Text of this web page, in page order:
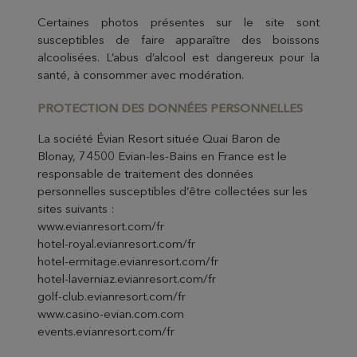
Certaines photos présentes sur le site sont
susceptibles de faire apparaître des boissons
alcoolisées. L’abus d’alcool est dangereux pour la
santé, à consommer avec modération.
PROTECTION DES DONNÉES PERSONNELLES
La société Évian Resort située Quai Baron de
Blonay, 74500 Evian-les-Bains en France est le
responsable de traitement des données
personnelles susceptibles d’être collectées sur les
sites suivants :
www.evianresort.com/fr
hotel-royal.evianresort.com/fr
hotel-ermitage.evianresort.com/fr
hotel-laverniaz.evianresort.com/fr
golf-club.evianresort.com/fr
www.casino-evian.com.com
events.evianresort.com/fr